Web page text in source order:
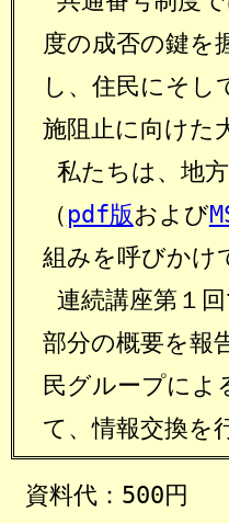
度の成否の鍵を
し、住民にそし
施阻止に向けた
私たちは、地
（ pdf版および
組みを呼びかけ
連続講座第１
部分の概要を報
民グループによ
て、情報交換を
資料代：500円